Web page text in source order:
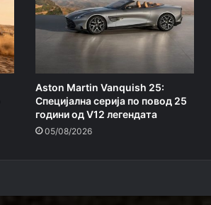
Aston Martin Vanquish 25:
Специјална серија по повод 25
години од V12 легендата
05/08/2026